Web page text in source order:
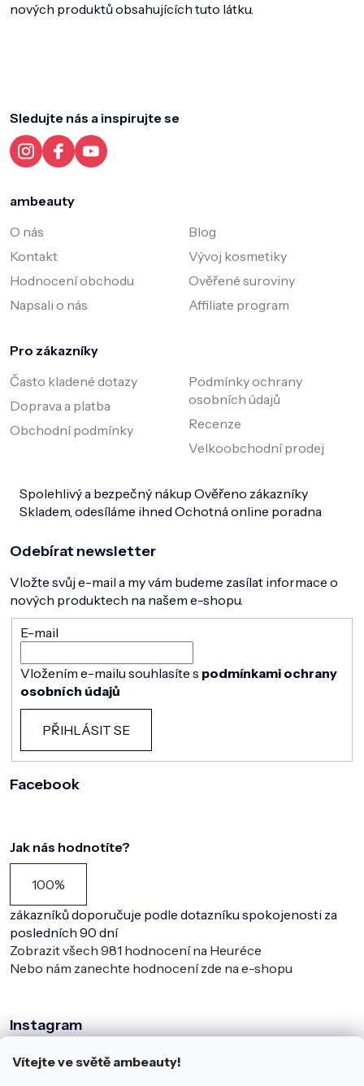
Vítejte ve světě ambeauty!
nových produktů obsahujících tuto látku.
Sledujte nás a inspirujte se
ambeauty
O nás
Kontakt
Hodnocení obchodu
Napsali o nás
Blog
Vývoj kosmetiky
Ověřené suroviny
Affiliate program
Pro zákazníky
Často kladené dotazy
Doprava a platba
Obchodní podmínky
Podmínky ochrany
osobních údajů
Recenze
Velkoobchodní prodej
Spolehlivý a bezpečný nákup Ověřeno zákazníky
Skladem, odesíláme ihned Ochotná online poradna
Odebírat newsletter
Vložte svůj e-mail a my vám budeme zasílat informace o
nových produktech na našem e-shopu.
E-mail
Vložením e-mailu souhlasíte s podmínkami ochrany
osobních údajů
PŘIHLÁSIT SE
Facebook
Jak nás hodnotíte?
100%
zákazníků doporučuje podle dotazníku spokojenosti za
posledních 90 dní
Zobrazit všech 981 hodnocení na Heuréce
Nebo nám zanechte hodnocení zde na e-shopu
Instagram